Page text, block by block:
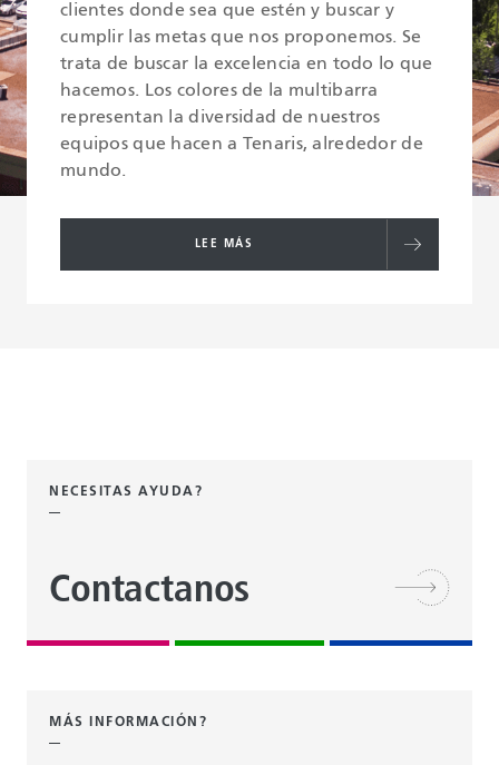
clientes donde sea que estén y buscar y
cumplir las metas que nos proponemos. Se
trata de buscar la excelencia en todo lo que
hacemos. Los colores de la multibarra
representan la diversidad de nuestros
equipos que hacen a Tenaris, alrededor de
mundo.
LEE MÁS
NECESITAS AYUDA?
Contactanos
MÁS INFORMACIÓN?